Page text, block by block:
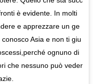
è evidente. In molti
e apprezzare un ge
Asia e non ti giu
ognuno di
che nessuno può veder